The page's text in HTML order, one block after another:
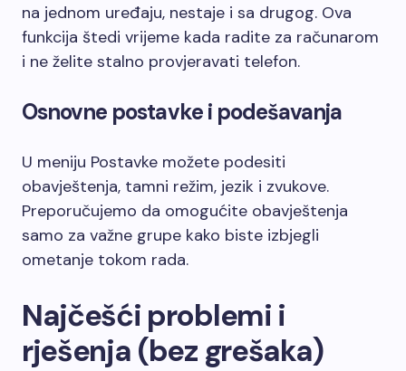
na jednom uređaju, nestaje i sa drugog. Ova
funkcija štedi vrijeme kada radite za računarom
i ne želite stalno provjeravati telefon.
Osnovne postavke i podešavanja
U meniju Postavke možete podesiti
obavještenja, tamni režim, jezik i zvukove.
Preporučujemo da omogućite obavještenja
samo za važne grupe kako biste izbjegli
ometanje tokom rada.
Najčešći problemi i
rješenja (bez grešaka)